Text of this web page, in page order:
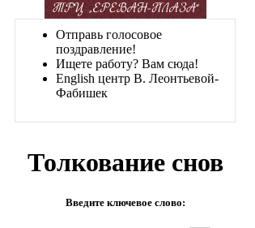
Отправь голосовое
поздравление!
Ищете работу? Вам сюда!
English центр В. Леонтьевой-
Фабишек
Толкование снов
Введите ключевое слово: